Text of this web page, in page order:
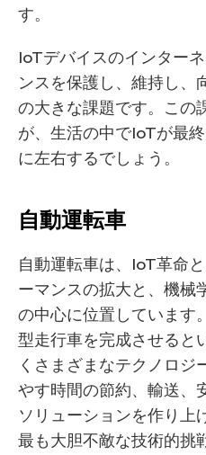
す。
IoTデバイスのインター
ンスを保護し、維持し、
の大きな課題です。この
が、生活の中でIoTが最
に左右するでしょう。
自動運転車
自動運転車は、IoT革命
ーマンスの拡大と、機械
の中心に位置しています
型走行車を完成させると
くさまざまなテクノロジ
やす時間の節約、輸送、
ソリューションを作り上
最も大胆不敵な技術的挑